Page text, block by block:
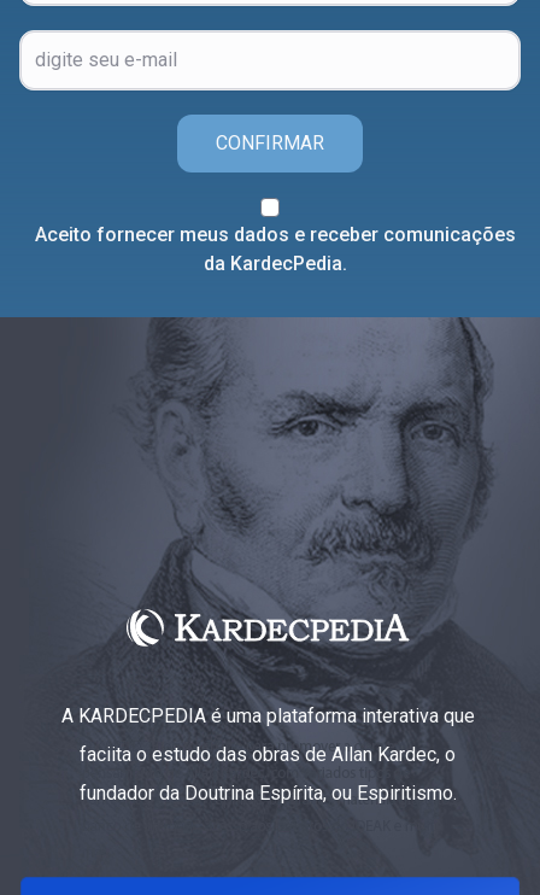
CONFIRMAR
Aceito fornecer meus dados e receber comunicações
da KardecPedia.
A KARDECPEDIA é uma plataforma interativa que
faciita o estudo das obras de Allan Kardec, o
fundador da Doutrina Espírita, ou Espiritismo.